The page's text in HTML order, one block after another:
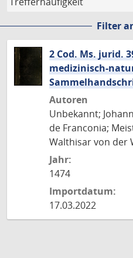
Filter
2 Cod. Ms. jurid.
medizinisch-
Autoren
Unbekannt;
de Franconia;
Walthisar von der
Jahr:
1474
Importdatum:
17.03.2022